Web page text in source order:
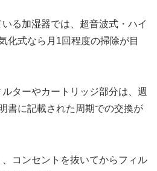
る加湿器では、超音波式・ハイ
化式なら月1回程度の掃除が目
ターやカートリッジ部分は、週
書に記載された周期での交換が
コンセントを抜いてからフィル